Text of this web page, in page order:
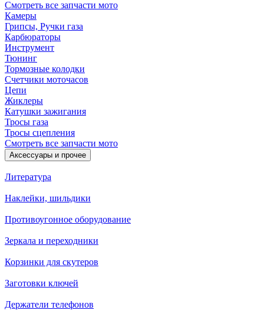
Смотреть все запчасти мото
Камеры
Грипсы, Ручки газа
Карбюраторы
Инструмент
Тюнинг
Тормозные колодки
Счетчики моточасов
Цепи
Жиклеры
Катушки зажигания
Тросы газа
Тросы сцепления
Смотреть все запчасти мото
Аксессуары и прочее
Литература
Наклейки, шильдики
Противоугонное оборудование
Зеркала и переходники
Корзинки для скутеров
Заготовки ключей
Держатели телефонов